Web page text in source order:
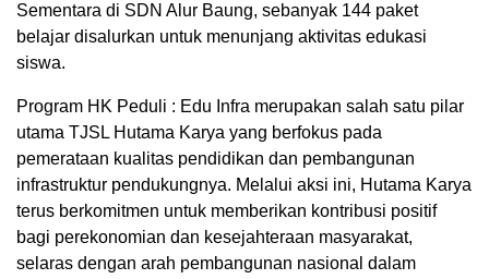
Sementara di SDN Alur Baung, sebanyak 144 paket
belajar disalurkan untuk menunjang aktivitas edukasi
siswa.
Program HK Peduli : Edu Infra merupakan salah satu pilar
utama TJSL Hutama Karya yang berfokus pada
pemerataan kualitas pendidikan dan pembangunan
infrastruktur pendukungnya. Melalui aksi ini, Hutama Karya
terus berkomitmen untuk memberikan kontribusi positif
bagi perekonomian dan kesejahteraan masyarakat,
selaras dengan arah pembangunan nasional dalam